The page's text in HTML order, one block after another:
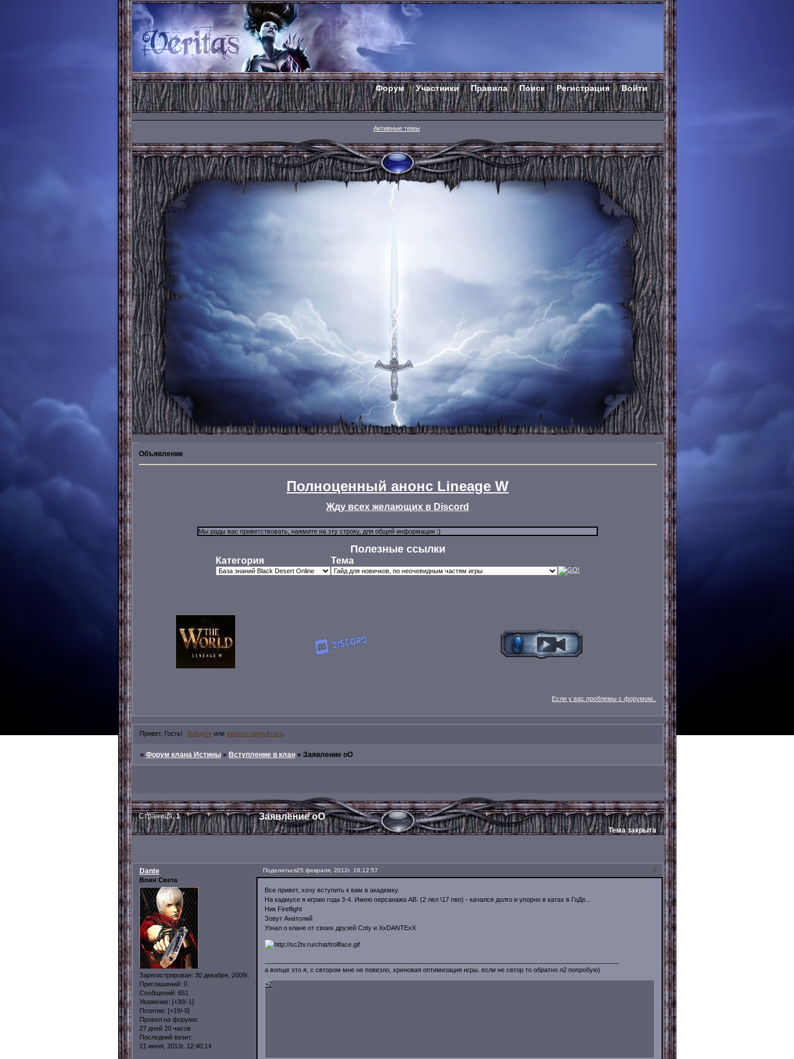
Форум Участники Правила Поиск Регистрация Войти
Активные темы
Объявление
Полноценный анонс Lineage W
Жду всех желающих в Discord
Полезные ссылки
Категория Тема
Если у вас проблемы с форумом..
Привет, Гость! Войдите или зарегистрируйтесь
» Форум клана Истины » Вступление в клан » Заявление оО
Заявление оО
Страница:1
Тема закрыта
Поделиться 1
25 февраля, 2012г. 16:12:57
Dante
Воин Света
Зарегистрирован: 30 декабря, 2009г.
Приглашений: 0
Сообщений: 651
Уважение: [+30/-1]
Позитив: [+19/-0]
Провел на форуме:
27 дней 20 часов
Последний визит:
21 июня, 2013г. 12:40:14
Все привет, хочу вступить к вам в академку.
На кадмусе я играю года 3-4. Имею персанажа АВ. (2 лвл \17 пвп) - качался долго и упорно в катах в ГоДе...
Ник Fireflight
Зовут Анатолий
Узнал о клане от своих друзей Coty и XxDANTExX
а вопще это я, с свтором мне не повезло, хреновая оптимизация игры. если не свтор то обратно л2 попробую)
+2